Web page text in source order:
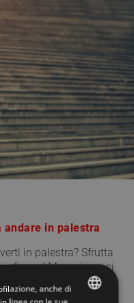
andare in palestra
in palestra? Sfrutta
forma! Magari non ci
come allenamento è
anche di